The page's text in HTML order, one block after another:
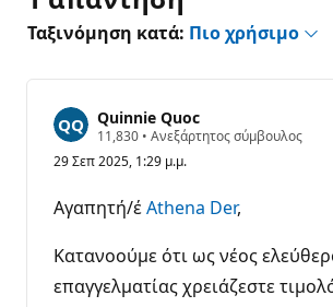
Ταξινόμηση κατά: Πιο χρήσιμο
Quinnie Quoc
11,830 Β
θ
ί
ή
μ
η
ς
• Ανεξάρτητος σύμβουλος
29 Σεπ 2025, 1:29 μ.μ.
Αγαπητή/έAthena Der,
Κατανοούμε ότι ως νέος
επαγγελματίας χρειάζεστε